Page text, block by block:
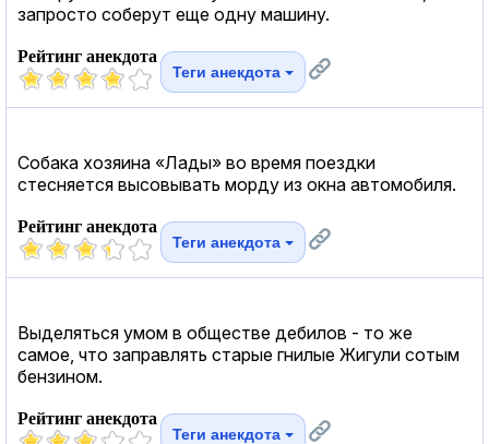
запросто соберут еще одну машину.
Рейтинг анекдота
Теги анекдота
Собака хозяина «Лады» во время поездки
стесняется высовывать морду из окна автомобиля.
Рейтинг анекдота
Теги анекдота
Выделяться умом в обществе дебилов - то же
самое, что заправлять старые гнилые Жигули сотым
бензином.
Рейтинг анекдота
Теги анекдота